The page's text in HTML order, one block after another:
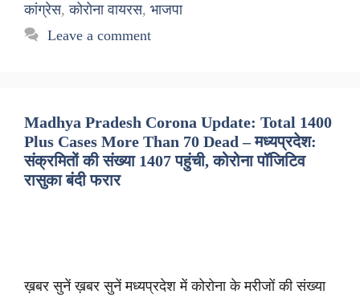
कांग्रेस,कोरोना वायरस, भाजपा
Leave a comment
Madhya Pradesh Corona Update: Total 1400
Plus Cases More Than 70 Dead – मध्यप्रदेश:
संक्रमितों की संख्या 1407 पहुंची, कोरोना पॉजिटिव
रासुका बंदी फरार
ख़बर सुनें ख़बर सुनें मध्यप्रदेश में कोरोना के मरीजों की संख्या